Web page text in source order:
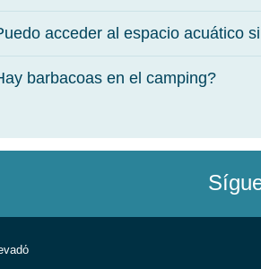
acceder al espacio acuático
barbacoas en el camping?